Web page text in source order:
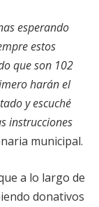
esperando
estos
que son 102
harán el
y escuché
instrucciones
municipal.
a lo largo de
donativos